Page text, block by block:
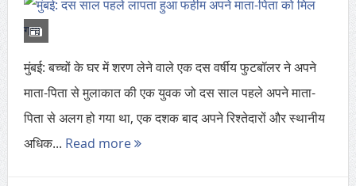
मुंबई: बच्चों के घर में शरण लेने वाले एक दस वर्षीय फुटबॉलर ने अपने
माता-पिता से मुलाकात की एक युवक जो दस साल पहले अपने माता-
पिता से अलग हो गया था, एक दशक बाद अपने रिश्तेदारों और स्थानीय
अधिक... Read more